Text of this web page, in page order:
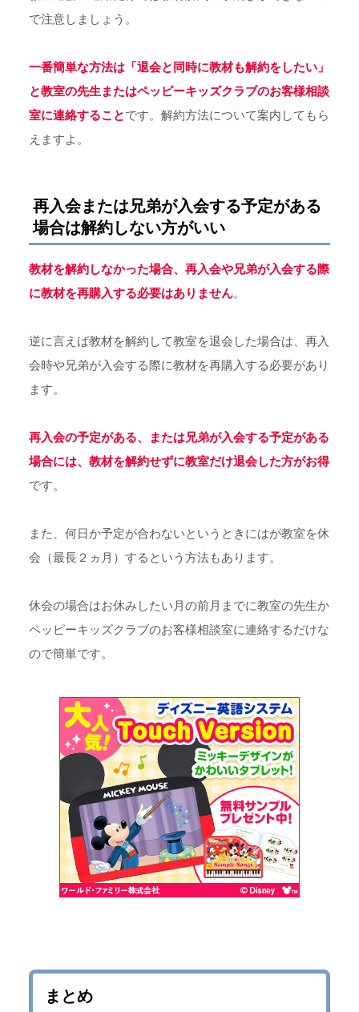
で注意しましょう。
一番簡単な方法は「退会と同時に教材も解約をしたい」
と教室の先生またはペッピーキッズクラブのお客様相談
室に連絡することです。解約方法について案内してもら
えますよ。
再入会または兄弟が入会する予定がある
場合は解約しない方がいい
教材を解約しなかった場合、再入会や兄弟が入会する際
に教材を再購入する必要はありません。
逆に言えば教材を解約して教室を退会した場合は、再入
会時や兄弟が入会する際に教材を再購入する必要があり
ます。
再入会の予定がある、または兄弟が入会する予定がある
場合には、教材を解約せずに教室だけ退会した方がお得
です。
また、何日か予定が合わないというときにはが教室を休
会（最長２ヵ月）するという方法もあります。
休会の場合はお休みしたい月の前月までに教室の先生か
ペッピーキッズクラブのお客様相談室に連絡するだけな
ので簡単です。
まとめ